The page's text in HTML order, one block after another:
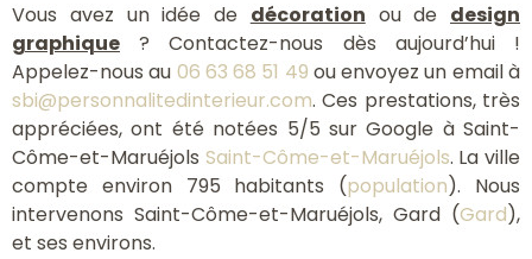
Vous avez un idée de décoration ou de design
graphique ? Contactez-nous dès aujourd’hui !
Appelez-nous au 06 63 68 51 49 ou envoyez un email à
sbi@personnalitedinterieur.com. Ces prestations, très
appréciées, ont été notées 5/5 sur Google à Saint-
Côme-et-Maruéjols Saint-Côme-et-Maruéjols. La ville
compte environ 795 habitants (population). Nous
intervenons Saint-Côme-et-Maruéjols, Gard (Gard),
et ses environs.